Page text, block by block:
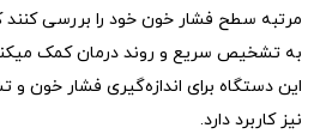
مرتبه سطح فشار خون خود را بررسی کنند
به تشخیص سریع و روند درمان کمک
این دستگاه برای اندازه‌گیری فشار خون
نیز کاربرد دارد.